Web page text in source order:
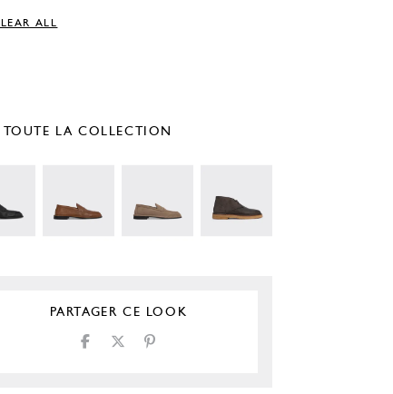
ALL
TOUTE LA COLLECTION
PARTAGER CE LOOK